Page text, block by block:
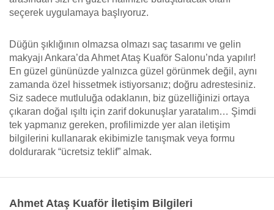
seçerek uygulamaya başlıyoruz.
Düğün şıklığının olmazsa olmazı saç tasarımı ve gelin
makyajı Ankara’da Ahmet Ataş Kuaför Salonu’nda yapılır!
En güzel gününüzde yalnızca güzel görünmek değil, aynı
zamanda özel hissetmek istiyorsanız; doğru adrestesiniz.
Siz sadece mutluluğa odaklanın, biz güzelliğinizi ortaya
çıkaran doğal ışıltı için zarif dokunuşlar yaratalım… Şimdi
tek yapmanız gereken, profilimizde yer alan iletişim
bilgilerini kullanarak ekibimizle tanışmak veya formu
doldurarak “ücretsiz teklif” almak.
Ahmet Ataş Kuaför İletişim Bilgileri